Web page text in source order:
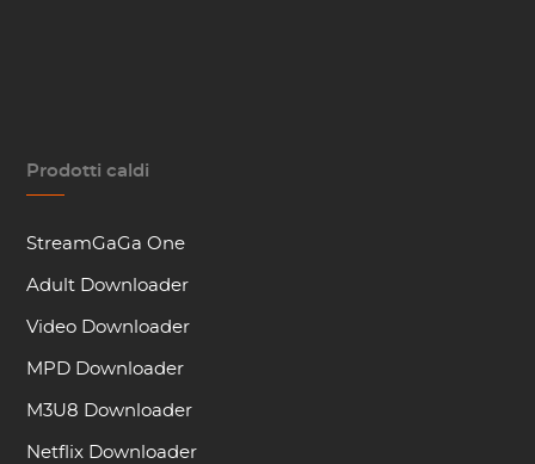
Prodotti caldi
StreamGaGa One
Adult Downloader
Video Downloader
MPD Downloader
M3U8 Downloader
Netflix Downloader